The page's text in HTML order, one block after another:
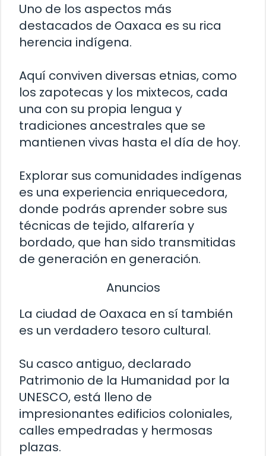
Uno de los aspectos más
destacados de Oaxaca es su rica
herencia indígena.
Aquí conviven diversas etnias, como
los zapotecas y los mixtecos, cada
una con su propia lengua y
tradiciones ancestrales que se
mantienen vivas hasta el día de hoy.
Explorar sus comunidades indígenas
es una experiencia enriquecedora,
donde podrás aprender sobre sus
técnicas de tejido, alfarería y
bordado, que han sido transmitidas
de generación en generación.
Anuncios
La ciudad de Oaxaca en sí también
es un verdadero tesoro cultural.
Su casco antiguo, declarado
Patrimonio de la Humanidad por la
UNESCO, está lleno de
impresionantes edificios coloniales,
calles empedradas y hermosas
plazas.